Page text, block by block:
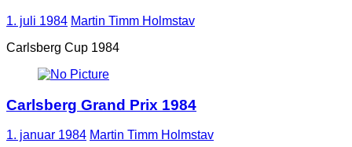
1. juli 1984 Martin Timm Holmstav
Carlsberg Cup 1984
Carlsberg Grand Prix 1984
1. januar 1984 Martin Timm Holmstav